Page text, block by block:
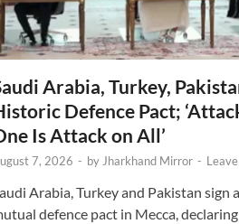
Arabia, Turkey,
Defence Pact;
Is Attack on All’
7, 2026 - by Jharkhand Mirror -
Arabia, Turkey and Pakistan sign
defence pact in Mecca,